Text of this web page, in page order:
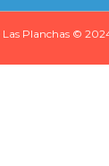
Planchas ©